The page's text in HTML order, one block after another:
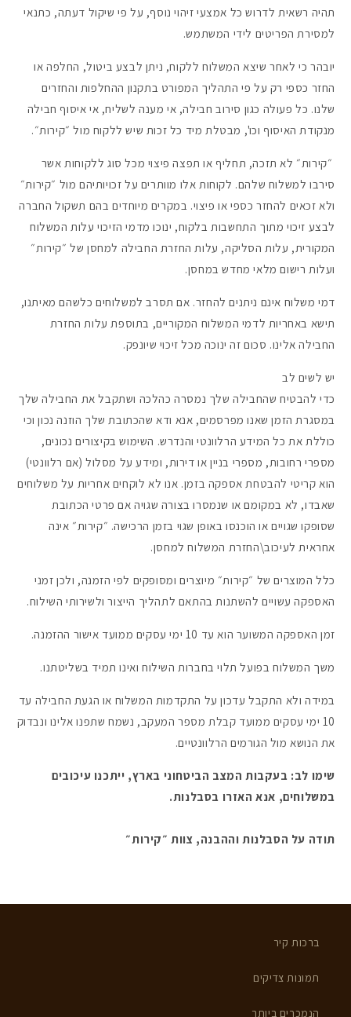
תהיה רשאית לדרוש כל אמצעי זיהוי נוסף, על פי שיקול דעתה, כתנאי
למסירת הפריטים לידי המשתמש.
יובהר כי לאחר שיצא המשלוח ללקוח, ניתן לבצע ביטול, החלפה או
החזר כספי רק על פי התהליך המפורט בתקנון ההחלפות והחזרים
שלנו. כל פעולה כגון סירוב חבילה, אי מענה לשליח, אי איסוף חבילה
מנקודת האיסוף וכו', מבטלת מיד כל זכות שיש ללקוח מול ״קירות״.
״קירות״ לא תזכה, תחליף או תפצה פיצוי מכל סוג ללקוחות אשר
סירבו למשלוח שלהם. לקוחות אלו מוותרים על זכויותיהם מול ״קירות״
ולא זכאים להחזר כספי או פיצוי. במקרים מיוחדים בהם תשקול החברה
לבצע זיכוי מתוך התחשבות בלקוח, ינוכו מדמי הזיכוי עלות המשלוח
המקורית, עלות הסליקה, עלות החזרת החבילה למחסן של ״קירות״
ועלות רישום מלאי מחדש במחסן.
דמי משלוח אינם ניתנים להחזר. אם תסרב למשלוחים כלשהם מאיתנו,
תישא באחריות לדמי המשלוח המקוריים, בתוספת עלות החזרת
החבילה אלינו. סכום זה ינוכה מכל זיכוי שיונפק.
יש לשים לב
כדי להבטיח שהחבילה שלך נמסרה כהלכה ושתקבל את החבילה שלך
במסגרת הזמן שאנו מפרסמים, אנא ודא שהכתובת שלך הוזנה נכון וכי
כוללת את כל המידע הרלוונטי והנדרש. השימוש בקיצורים נכונים,
מספרי רחובות, מספרי בניין או דירות, ומידע על מסלול (אם רלוונטי)
הוא קריטי להבטחת אספקה בזמן. אנו לא לוקחים אחריות על משלוחים
שאבדו, לא במקומם או שנמסרו בצורה שגויה אם פרטי הכתובת
שסופקו שגויים או הוכנסו באופן שגוי בזמן הרכישה. ״קירות״ אינה
אחראית לעיכוב\החזרת המשלוח למחסן.
כלל המוצרים של ״קירות״ מיוצרים ומסופקים לפי הזמנה, ולכן זמני
האספקה עשויים להשתנות בהתאם לתהליך הייצור ולשירותי השילוח.
זמן האספקה המשוער הוא עד 10 ימי עסקים ממועד אישור ההזמנה.
משך המשלוח בפועל תלוי בחברות השילוח ואינו תמיד בשליטתנו.
במידה ולא התקבל עדכון על התקדמות המשלוח או הגעת החבילה עד
10 ימי עסקים ממועד קבלת מספר המעקב
, נשמח שתפנו אלינו ונבדוק
את הנושא מול הגורמים הרלוונטיים.
שימו לב: בעקבות המצב הביטחוני בארץ, ייתכנו עיכובים
במשלוחים, אנא האזרו בסבלנות.
תודה על הסבלנות וההבנה, צוות ״קירות״
ברכות קיר
תמונות צדיקים
הנמכרים ביותר